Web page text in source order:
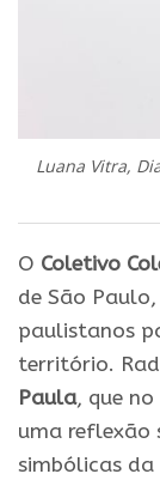
Luana Vitra,
O Coletivo
de São
paulistanos
território.
Paula, que
uma reflexão
simbólicas